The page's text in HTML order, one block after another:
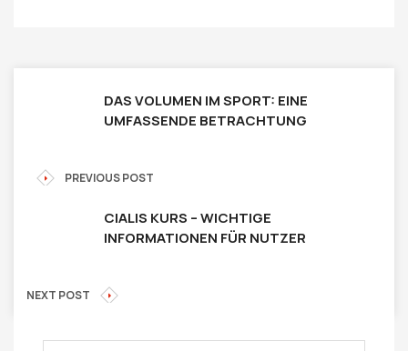
DAS VOLUMEN IM SPORT: EINE
UMFASSENDE BETRACHTUNG
PREVIOUS POST
CIALIS KURS – WICHTIGE
INFORMATIONEN FÜR NUTZER
NEXT POST